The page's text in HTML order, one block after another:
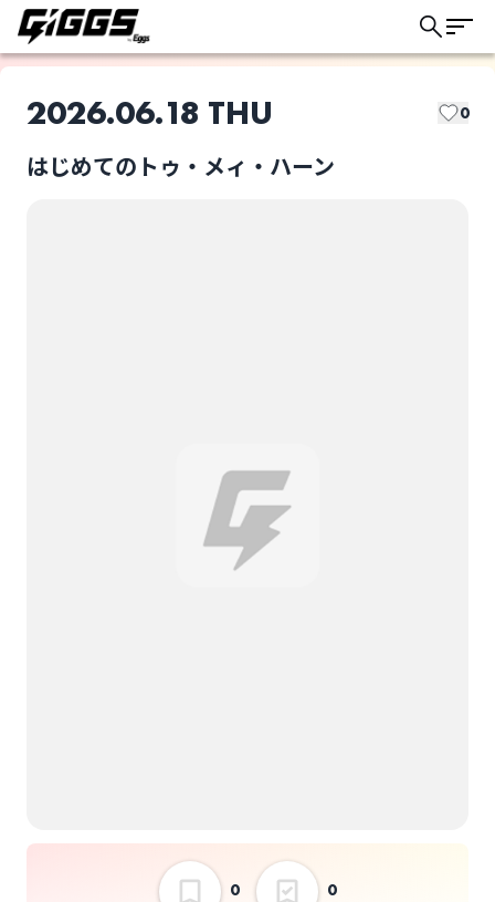
2026.06.18 THU 0
はじめてのトゥ・メィ・ハーン
0 0
はじめてのトゥ・メ
このライブの取り置きは終了しました